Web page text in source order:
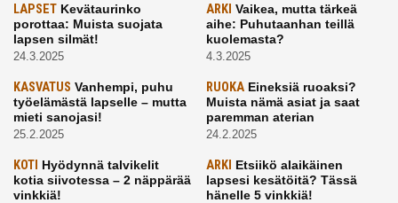
LAPSET Kevätaurinko
porottaa: Muista suojata
lapsen silmät!
24.3.2025
ARKI Vaikea, mutta tärkeä
aihe: Puhutaanhan teillä
kuolemasta?
4.3.2025
KASVATUS Vanhempi, puhu
työelämästä lapselle – mutta
mieti sanojasi!
25.2.2025
RUOKAEineksiä ruoaksi?
Muista nämä asiat ja saat
paremman aterian
24.2.2025
KOTI Hyödynnä talvikelit
kotia siivotessa – 2 näppärää
vinkkiä!
ARKI Etsiikö alaikäinen
lapsesi kesätöitä? Tässä
hänelle 5 vinkkiä!